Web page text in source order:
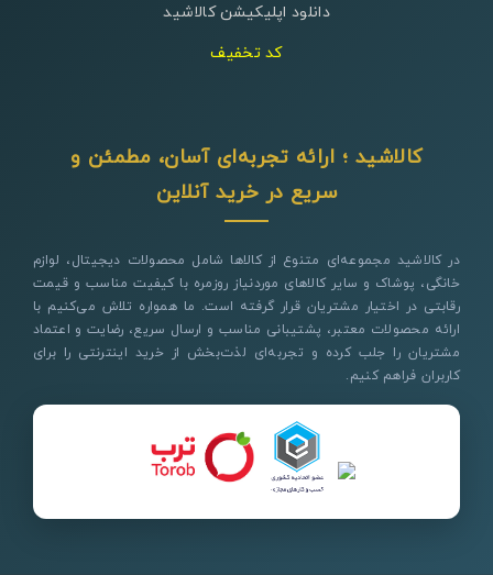
دانلود اپلیکیشن کالاشید
کد تخفیف
کالاشید ؛ ارائه تجربه‌ای آسان، مطمئن و
سریع در خرید آنلاین
در کالاشید مجموعه‌ای متنوع از کالاها شامل محصولات دیجیتال، لوازم
خانگی، پوشاک و سایر کالاهای موردنیاز روزمره با کیفیت مناسب و قیمت
رقابتی در اختیار مشتریان قرار گرفته است. ما همواره تلاش می‌کنیم با
ارائه محصولات معتبر، پشتیبانی مناسب و ارسال سریع، رضایت و اعتماد
مشتریان را جلب کرده و تجربه‌ای لذت‌بخش از خرید اینترنتی را برای
کاربران فراهم کنیم.